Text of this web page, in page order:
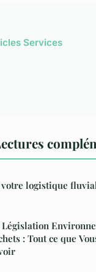
Services
logistique
: Tout ce que